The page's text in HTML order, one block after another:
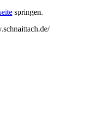
springen.